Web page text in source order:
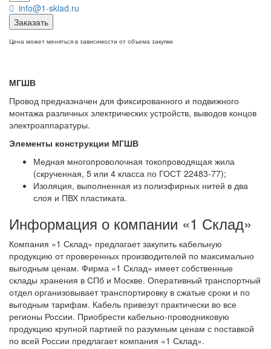
info@1-sklad.ru
Заказать
Цена может меняться в зависимости от объема закупки
МГШВ
Провод предназначен для фиксированного и подвижного
монтажа различных электрических устройств, выводов концов
электроаппаратуры.
Элементы конструкции МГШВ
Медная многопроволочная токопроводящая жила
(скрученная, 5 или 4 класса по ГОСТ 22483-77);
Изоляция, выполненная из полиэфирных нитей в два
слоя и ПВХ пластиката.
Информация о компании «1 Склад»
Компания «1 Склад» предлагает закупить кабельную
продукцию от проверенных производителей по максимально
выгодным ценам. Фирма «1 Склад» имеет собственные
склады хранения в СПб и Москве. Оперативный транспортный
отдел организовывает транспортировку в сжатые сроки и по
выгодным тарифам. Кабель привезут практически во все
регионы России. Приобрести кабельно-проводниковую
продукцию крупной партией по разумным ценам с поставкой
по всей России предлагает компания «1 Склад».